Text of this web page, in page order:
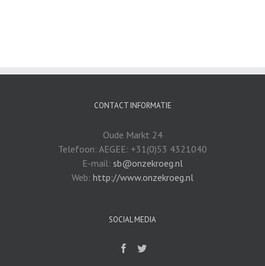
CONTACT INFORMATIE
Oude Markt 24
Telefoon: AEGEE: +31(0)53 4321040
E-mail: sb@onzekroeg.nl
Web: http://www.onzekroeg.nl
SOCIAL MEDIA